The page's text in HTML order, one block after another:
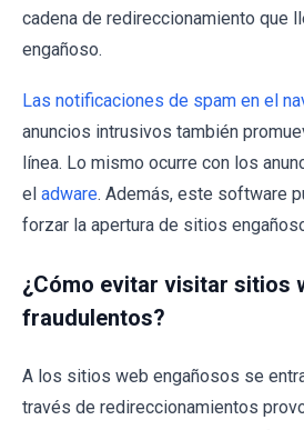
cadena de redireccionamiento que
engañoso.
Las notificaciones de spam en el
anuncios intrusivos también
línea. Lo mismo ocurre con los
el adware. Además, este software
forzar la apertura de sitios
¿Cómo evitar visitar sitios
fraudulentos?
A los sitios web engañosos se
través de redireccionamientos